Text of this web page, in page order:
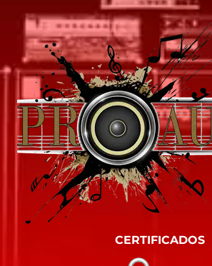
CERTIFICADOS